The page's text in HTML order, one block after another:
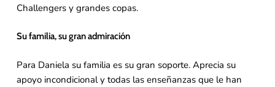
Challengers y grandes copas.
Su familia, su gran admiración
Para Daniela su familia es su gran soporte. Aprecia su
apoyo incondicional y todas las enseñanzas que le han